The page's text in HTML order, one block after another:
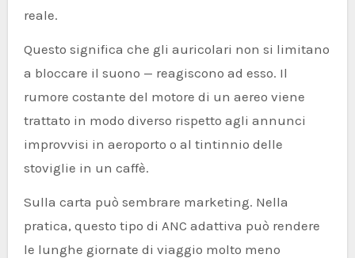
reale.
Questo significa che gli auricolari non si limitano
a bloccare il suono — reagiscono ad esso. Il
rumore costante del motore di un aereo viene
trattato in modo diverso rispetto agli annunci
improvvisi in aeroporto o al tintinnio delle
stoviglie in un caffè.
Sulla carta può sembrare marketing. Nella
pratica, questo tipo di ANC adattiva può rendere
le lunghe giornate di viaggio molto meno